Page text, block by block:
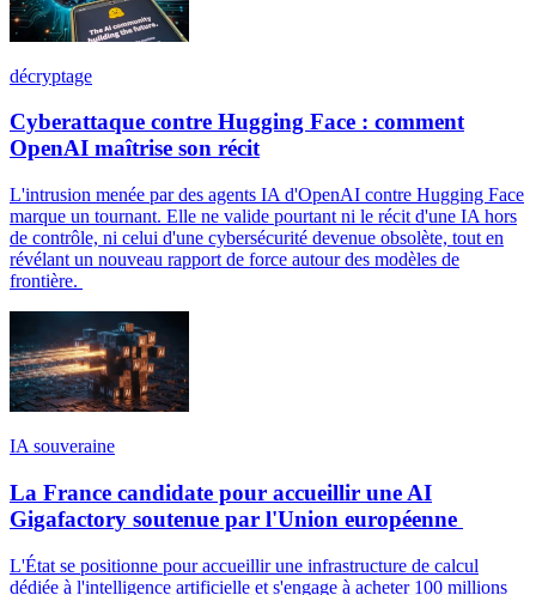
décryptage
Cyberattaque contre Hugging Face : comment
OpenAI maîtrise son récit
L'intrusion menée par des agents IA d'OpenAI contre Hugging Face
marque un tournant. Elle ne valide pourtant ni le récit d'une IA hors
de contrôle, ni celui d'une cybersécurité devenue obsolète, tout en
révélant un nouveau rapport de force autour des modèles de
frontière.
IA souveraine
La France candidate pour accueillir une AI
Gigafactory soutenue par l'Union européenne
L'État se positionne pour accueillir une infrastructure de calcul
dédiée à l'intelligence artificielle et s'engage à acheter 100 millions